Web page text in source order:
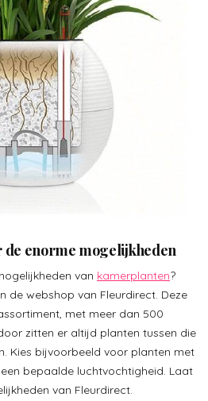
de enorme mogelijkheden
van kamerplanten?
de webshop van Fleurdirect. Deze
met meer dan 500
zitten er altijd planten tussen die
Kies bijvoorbeeld voor planten met
bepaalde luchtvochtigheid. Laat
van Fleurdirect.